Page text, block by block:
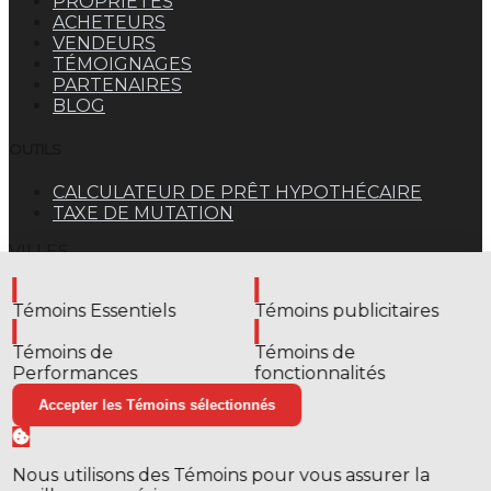
ACHETEURS
VENDEURS
TÉMOIGNAGES
PARTENAIRES
BLOG
CALCULATEUR DE PRÊT HYPOTHÉCAIRE
TAXE DE MUTATION
VILLES
Montréal (Le Plateau-Mont-Royal)
Appartement
de confidentialité
Avis de collecteConditions
d’utilisationAvis et avis Gérer mes témoins
Témoins Essentiels
Témoins de
Performances
Témoins publicitaires
Témoins de
fonctionnalités
Accepter les Témoins sélectionnés
Nous utilisons des Témoins pour vous assurer la
Close
Restez informé sur le marché immobilier !